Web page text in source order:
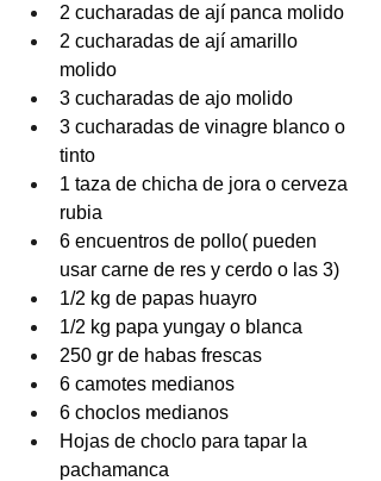
2 cucharadas de ají panca molido
2 cucharadas de ají amarillo
molido
3 cucharadas de ajo molido
3 cucharadas de vinagre blanco o
tinto
1 taza de chicha de jora o cerveza
rubia
6 encuentros de pollo( pueden
usar carne de res y cerdo o las 3)
1/2 kg de papas huayro
1/2 kg papa yungay o blanca
250 gr de habas frescas
6 camotes medianos
6 choclos medianos
Hojas de choclo para tapar la
pachamanca